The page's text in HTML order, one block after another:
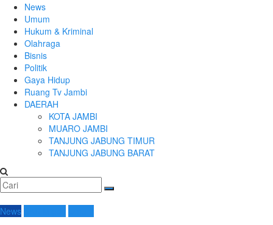
News
Umum
Hukum & Kriminal
Olahraga
Bisnis
Politik
Gaya Hidup
Ruang Tv Jambi
DAERAH
KOTA JAMBI
MUARO JAMBI
TANJUNG JABUNG TIMUR
TANJUNG JABUNG BARAT
News